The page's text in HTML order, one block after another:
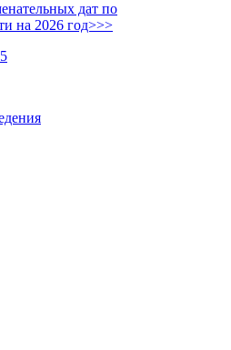
дат по
на 2026 год>>>